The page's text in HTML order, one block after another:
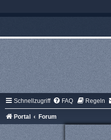
Schnellzugriff FAQ Regeln
Portal Forum